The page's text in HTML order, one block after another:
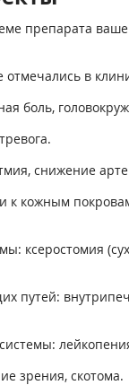
препарата ваше
в
боль,
снижение
кожным
ксеростомия
путей:
зрения, скотома.